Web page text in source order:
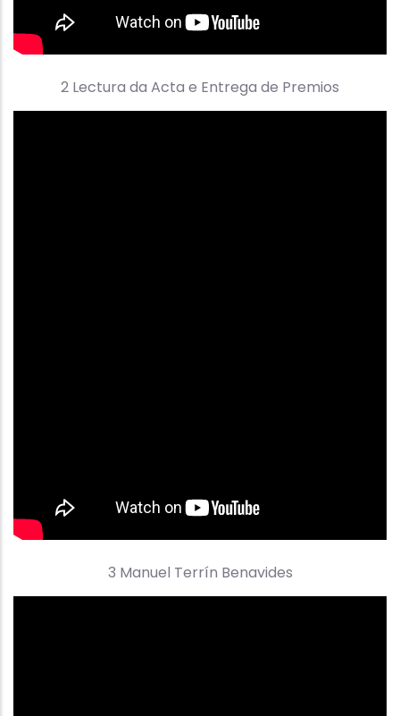
2 Lectura da Acta e Entrega de Premios
3 Manuel Terrín Benavides